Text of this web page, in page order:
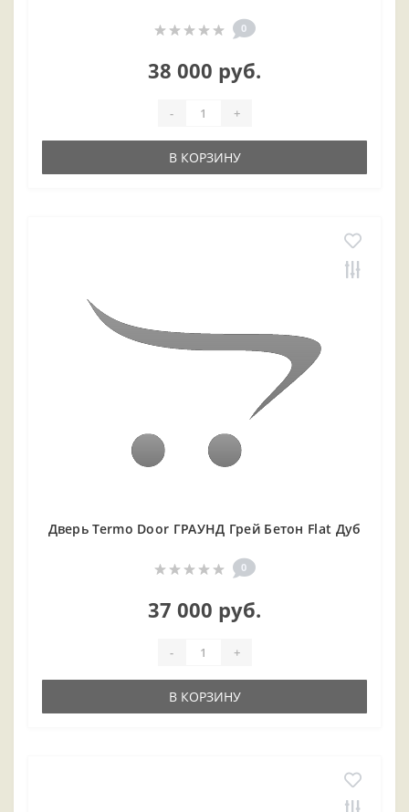
0
38 000 руб.
- +
В КОРЗИНУ
Дверь Termo Door ГРАУНД Грей Бетон Flat Дуб
0
37 000 руб.
- +
В КОРЗИНУ